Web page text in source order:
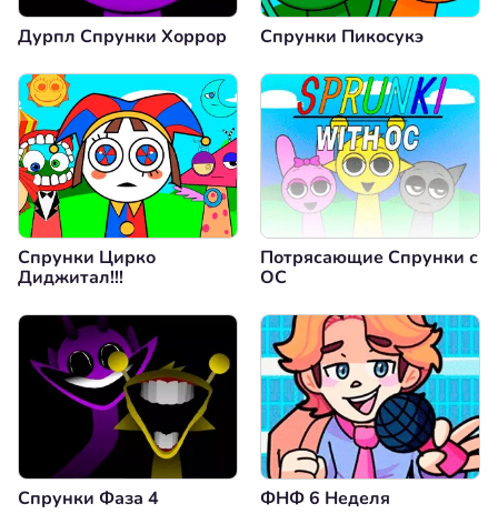
Дурпл Спрунки Хоррор Спрунки Пикосукэ
Спрунки Цирко
Диджитал!!!
Потрясающие Спрунки с
OC
Спрунки Фаза 4 ФНФ 6 Неделя